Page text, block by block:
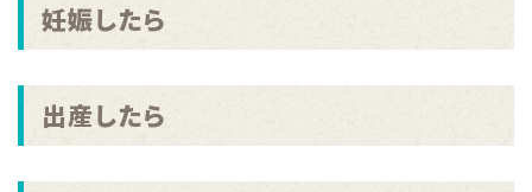
妊娠したら
出産したら